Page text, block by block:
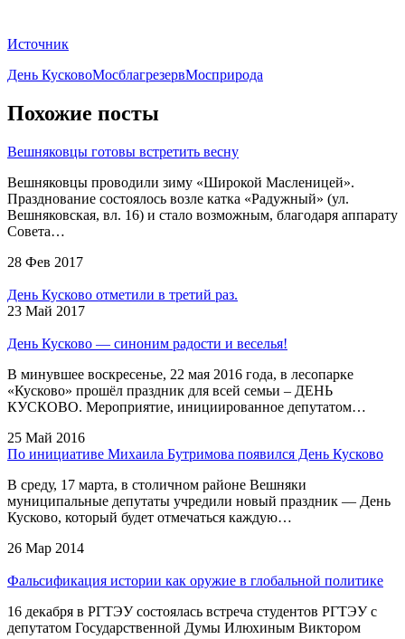
Источник
День КусковоМосблагрезервМосприрода
Похожие посты
Вешняковцы готовы встретить весну
Вешняковцы проводили зиму «Широкой Масленицей».
Празднование состоялось возле катка «Радужный» (ул.
Вешняковская, вл. 16) и стало возможным, благодаря аппарату
Совета…
28 Фев 2017
День Кусково отметили в третий раз.
23 Май 2017
День Кусково — синоним радости и веселья!
В минувшее воскресенье, 22 мая 2016 года, в лесопарке
«Кусково» прошёл праздник для всей семьи – ДЕНЬ
КУСКОВО. Мероприятие, инициированное депутатом…
25 Май 2016
По инициативе Михаила Бутримова появился День Кусково
В среду, 17 марта, в столичном районе Вешняки
муниципальные депутаты учредили новый праздник — День
Кусково, который будет отмечаться каждую…
26 Мар 2014
Фальсификация истории как оружие в глобальной политике
16 декабря в РГТЭУ состоялась встреча студентов РГТЭУ с
депутатом Государственной Думы Илюхиным Виктором